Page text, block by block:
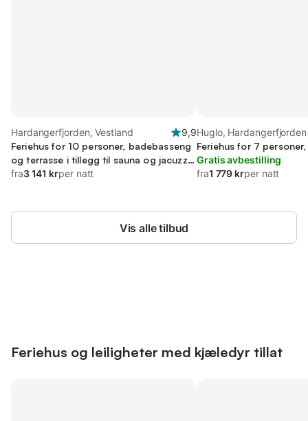
Hardangerfjorden, Vestland
9,9
Feriehus for 10 personer, badebasseng
og terrasse i tillegg til sauna og jacuzzi,
barnevennlig
fra3 141 krper natt
Huglo, Hardangerfjorden
Feriehus for 7
Gratis avbestilling
fra1 779 krper natt
Vis alle tilbud
Feriehus og leiligheter med kjæledyr tillat